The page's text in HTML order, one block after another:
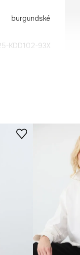
burgundské
KDD102-93X